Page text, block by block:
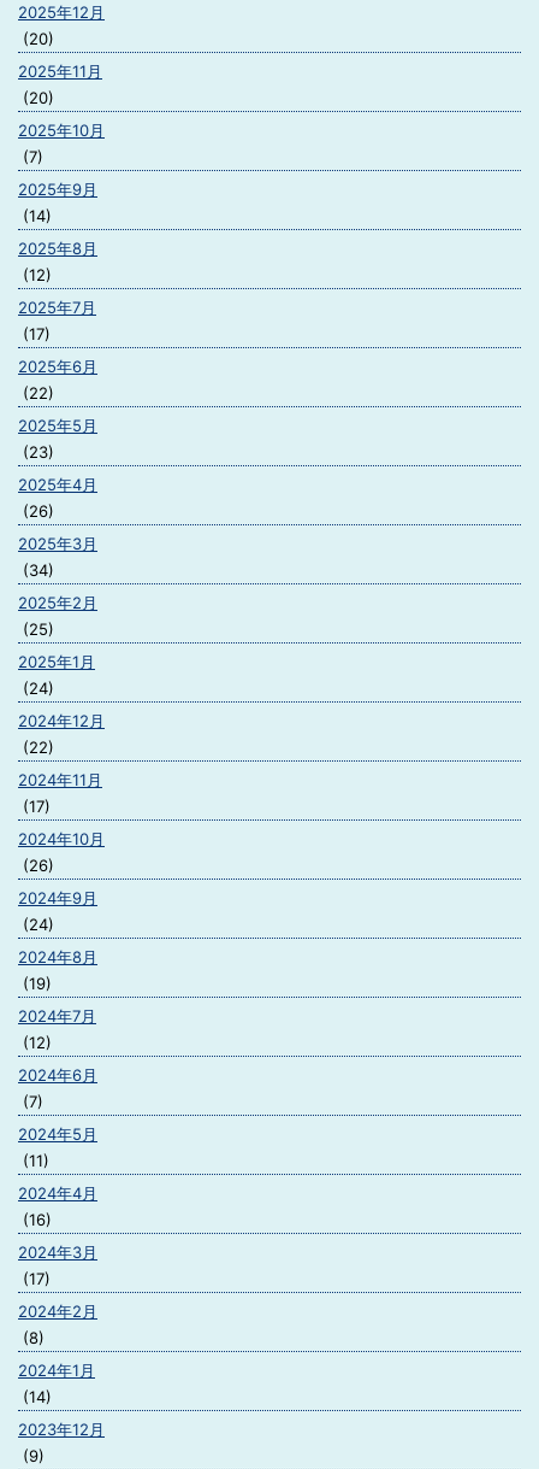
2025年12月
(20)
2025年11月
(20)
2025年10月
(7)
2025年9月
(14)
2025年8月
(12)
2025年7月
(17)
2025年6月
(22)
2025年5月
(23)
2025年4月
(26)
2025年3月
(34)
2025年2月
(25)
2025年1月
(24)
2024年12月
(22)
2024年11月
(17)
2024年10月
(26)
2024年9月
(24)
2024年8月
(19)
2024年7月
(12)
2024年6月
(7)
2024年5月
(11)
2024年4月
(16)
2024年3月
(17)
2024年2月
(8)
2024年1月
(14)
2023年12月
(9)